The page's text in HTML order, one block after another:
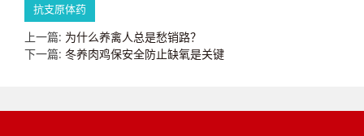
抗支原体药
上一篇: 为什么养禽人总是愁销路？
下一篇: 冬养肉鸡保安全防止缺氧是关键